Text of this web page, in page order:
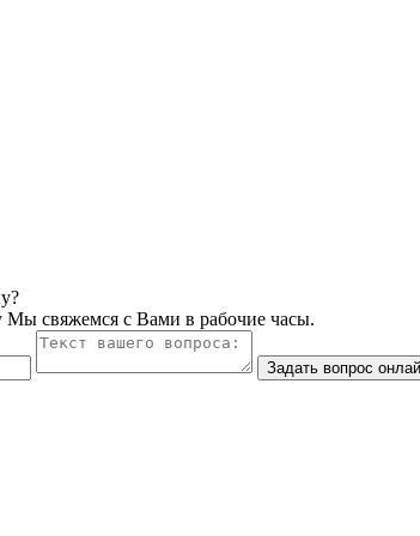
Мы свяжемся с Вами в рабочие часы.
Задать вопрос